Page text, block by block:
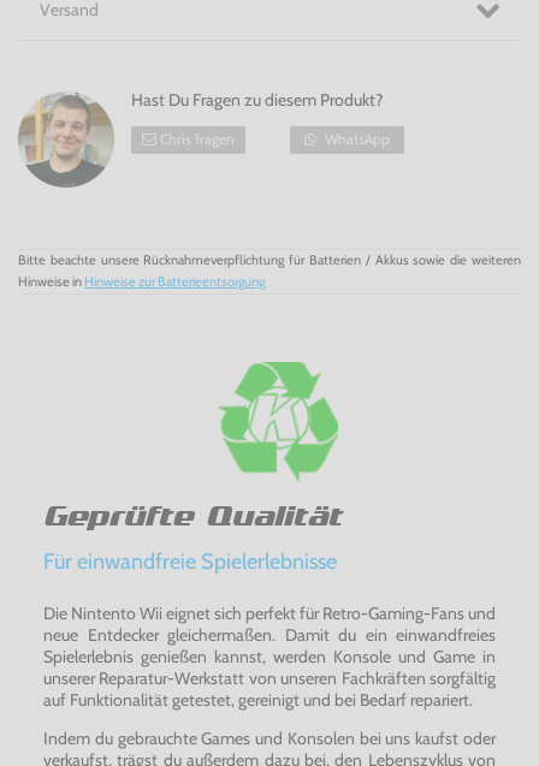
Versand
Hast Du Fragen zu diesem Produkt?
Chris fragen WhatsApp
Bitte beachte unsere Rücknahmeverpflichtung für Batterien / Akkus sowie die weiteren
Hinweise in Hinweise zur Batterieentsorgung
Geprüfte Qualität
Für einwandfreie Spielerlebnisse
Die Nintento Wii eignet sich perfekt für Retro-Gaming-Fans und
neue Entdecker gleichermaßen. Damit du ein einwandfreies
Spielerlebnis genießen kannst, werden Konsole und Game in
unserer Reparatur-Werkstatt von unseren Fachkräften sorgfältig
auf Funktionalität getestet, gereinigt und bei Bedarf repariert.
Indem du gebrauchte Games und Konsolen bei uns kaufst oder
verkaufst, trägst du außerdem dazu bei, den Lebenszyklus von